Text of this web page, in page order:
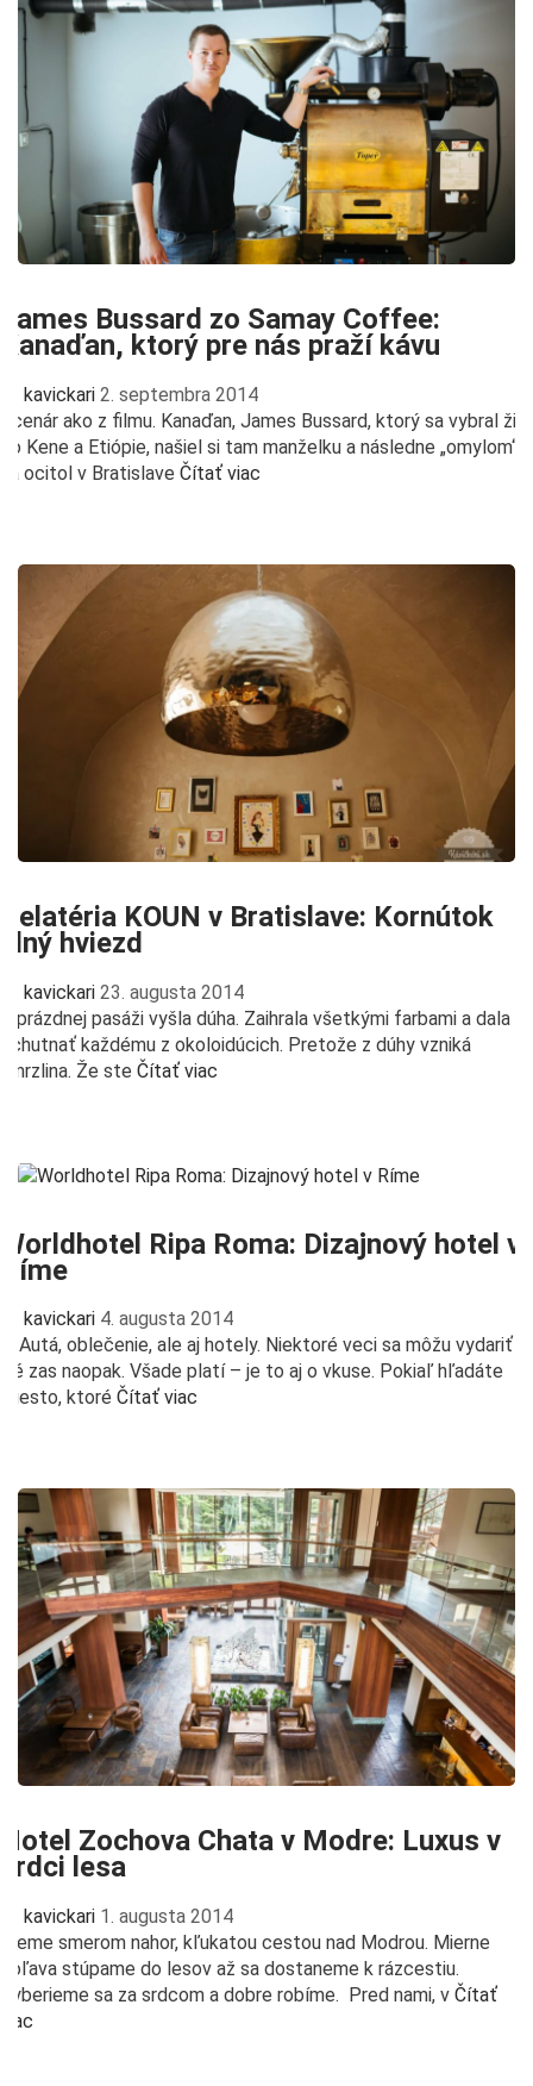
James Bussard zo Samay Coffee:
Kanaďan, ktorý pre nás praží kávu
kavickari 2. septembra 2014
Scenár ako z filmu. Kanaďan, James Bussard, ktorý sa vybral žiť
do Kene a Etiópie, našiel si tam manželku a následne „omylom“
sa ocitol v Bratislave Čítať viac
Gelatéria KOUN v Bratislave: Kornútok
plný hviezd
kavickari 23. augusta 2014
V prázdnej pasáži vyšla dúha. Zaihrala všetkými farbami a dala
ochutnať každému z okoloidúcich. Pretože z dúhy vzniká
zmrzlina. Že ste Čítať viac
Worldhotel Ripa Roma: Dizajnový hotel v
Ríme
kavickari 4. augusta 2014
Autá, oblečenie, ale aj hotely. Niektoré veci sa môžu vydariť a
iné zas naopak. Všade platí – je to aj o vkuse. Pokiaľ hľadáte
miesto, ktoré Čítať viac
Hotel Zochova Chata v Modre: Luxus v
srdci lesa
kavickari 1. augusta 2014
Ideme smerom nahor, kľukatou cestou nad Modrou. Mierne
doľava stúpame do lesov až sa dostaneme k rázcestiu.
Vyberieme sa za srdcom a dobre robíme. Pred nami, v Čítať
viac